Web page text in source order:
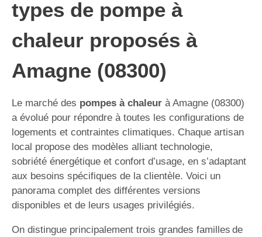
types de pompe à
chaleur proposés à
Amagne (08300)
Le marché des pompes à chaleur à Amagne (08300)
a évolué pour répondre à toutes les configurations de
logements et contraintes climatiques. Chaque artisan
local propose des modèles alliant technologie,
sobriété énergétique et confort d’usage, en s’adaptant
aux besoins spécifiques de la clientèle. Voici un
panorama complet des différentes versions
disponibles et de leurs usages privilégiés.
On distingue principalement trois grandes familles de